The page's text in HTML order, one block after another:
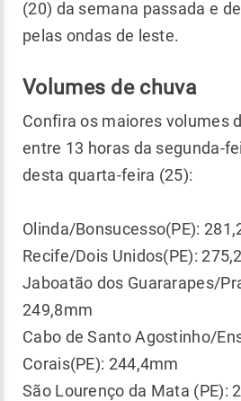
(20) da semana passada e
pelas ondas de leste.
Volumes de chuva
Confira os maiores volumes
entre 13 horas da segunda-
desta quarta-feira (25):
Olinda/Bonsucesso(PE):
Recife/Dois Unidos(PE):
Jaboatão dos Guararapes/
249,8mm
Cabo de Santo Agostinho/
Corais(PE): 244,4mm
São Lourenço da Mata (PE):